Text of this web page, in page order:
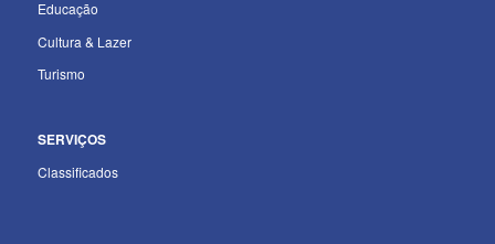
Educação
Cultura & Lazer
Turismo
SERVIÇOS
Classificados